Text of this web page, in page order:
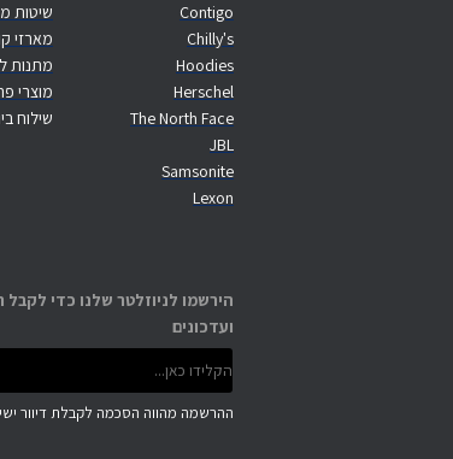
Contigo
Chilly's
Hoodies
Herschel
The North Face
JBL
Samsonite
Lexon
שיטות
מארזי
מתנות
מוצרי
שילוח
הירשמו לניוזלטר שלנו כדי לקבל
ועדכונים
ההרשמה מהווה הסכמה לקבלת דיוור